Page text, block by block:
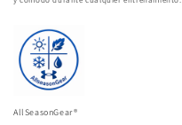
AllSeasonGear®